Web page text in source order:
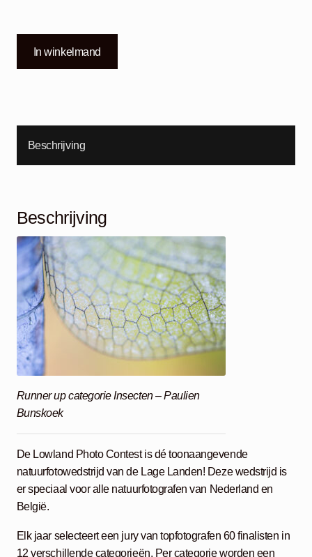
In winkelmand
Beschrijving
Beschrijving
Runner up categorie Insecten – Paulien
Bunskoek
De Lowland Photo Contest is dé toonaangevende
natuurfotowedstrijd van de Lage Landen! Deze wedstrijd is
er speciaal voor alle natuurfotografen van Nederland en
België.
Elk jaar selecteert een jury van topfotografen 60 finalisten in
12 verschillende categorieën. Per categorie worden een